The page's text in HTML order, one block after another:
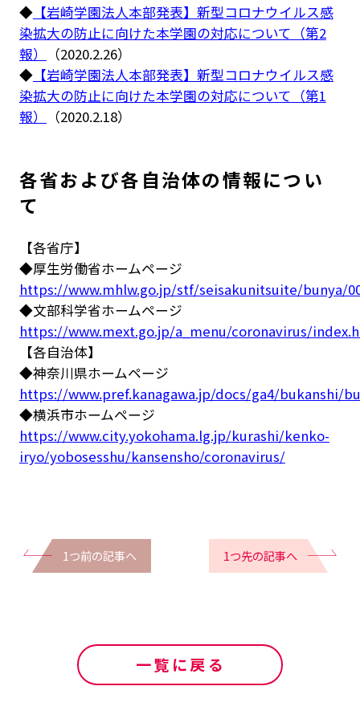
◆【岩崎学園法人本部発表】新型コロナウイルス感
染拡大の防止に向けた本学園の対応について（第2
報）
（2020.2.26）
◆【岩崎学園法人本部発表】新型コロナウイルス感
染拡大の防止に向けた本学園の対応について（第1
報）
（2020.2.18）
各省および各自治体の情報につい
て
【各省庁】
◆厚生労働省ホームページ
https://www.mhlw.go.jp/stf/seisakunitsuite/bunya/
◆文部科学省ホームページ
https://www.mext.go.jp/a_menu/coronavirus/
【各自治体】
◆神奈川県ホームページ
https://www.pref.kanagawa.jp/docs/ga4/bukanshi/
◆横浜市ホームページ
https://www.city.yokohama.lg.jp/kurashi/kenko-
iryo/yobosesshu/kansensho/coronavirus/
1つ前の記事へ 1つ先の記事へ
一覧に戻る